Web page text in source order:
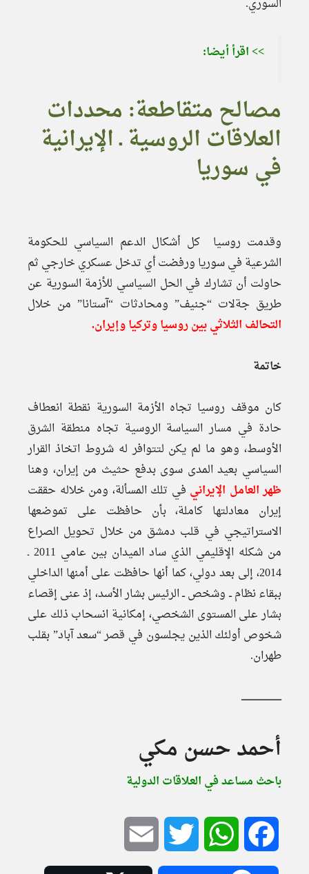
السوري.
>> اقرأ أيضا:
مصالح متقاطعة: محددات
العلاقات الروسية ـ الإيرانية
في سوريا
وقدمت روسيا كل أشكال الدعم السياسي للحكومة
الشرعية في سوريا ورفضت أي تدخل عسكري خارجي ثم
حاولت أن تشارك في الحل السياسي للأزمة السورية عن
طريق جةلات “جنيف” ومحادثات “آستانا” من خلال
التحالف الثلاثي بين روسيا وتركيا وإيران.
خاتمة
كان موقف روسيا تجاه الأزمة السورية نقطة انعطاف
حادة في مسار السياسة الروسية تجاه منطقة الشرق
الأوسط، وهو ما لم يكن لتتوافر له شروط اتخاذ القرار
السياسي بعيد المدى سوى بدفع حثيث من إيران، وهنا
ظهر العامل الإيراني في تلك المسألة، ومن خلاله حققت
إيران معادلتها كاملة، بأن حافظت على تموضعها
الاستراتيجي في قلب دمشق من خلال تحويل الصراع
من شكله الإقليمي الذي ساد الميدان بين عامي 2011 ـ
2014، إلى بعد دولي، كما أنها حافظت على أمنها الداخلي
ببقاء نظام ــ وشخص ــ الرئيس بشار الأسد، إذ عنى إقصاء
بشار على المستوى الشخصي، إمكانية انسحاب ذلك على
شخوص أولئك الذين يجلسون في قصر “سعد آباد” بقلب
طهران.
ـــــــــــــــــــــــــــــ
أحمد حسن مكي
باحث مساعد في العلاقات الدولية
Facebook
WhatsApp
Twitter